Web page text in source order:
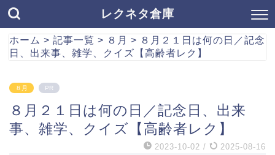
レクネタ倉庫
ホーム > 記事一覧 > ８月 > ８月２１日は何の日／記念
日、出来事、雑学、クイズ【高齢者レク】
８月 PR
８月２１日は何の日／記念日、出来
事、雑学、クイズ【高齢者レク】
2023-10-02 / 2025-08-16